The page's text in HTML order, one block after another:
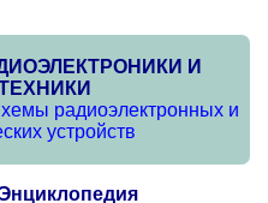
И
радиоэлектронных и
устройств